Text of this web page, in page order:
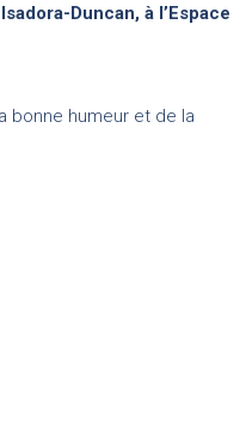
Duncan, à l’Espace
bonne humeur et de la